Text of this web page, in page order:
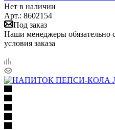
Нет в наличии
Арт.: 8602154
Под заказ
Наши менеджеры обязательно
условия заказа